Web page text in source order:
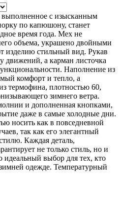
с изысканным
по капюшону, станет
время года. Мех не
объема, украшено двойными
изделию стильный вид. Рукав
движений, а карман листочка
Наполнение из
комфорт и тепло, а
термофина, плотностью 60,
зимнего ветра.
и дополненная кнопками,
даже в самые холодные дни.
носить как в повседневной
так как его элегантный
Каждая деталь,
не только стиль, но и
выбор для тех, кто
одежде. Температурный